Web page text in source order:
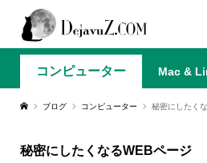
コンピューター Mac &
ブログ コンピューター 秘密にしたく
秘密にしたくなるWEBページ